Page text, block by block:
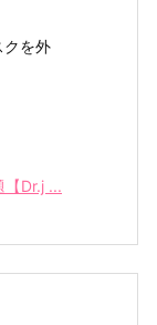
クを外
【Dr.j ...